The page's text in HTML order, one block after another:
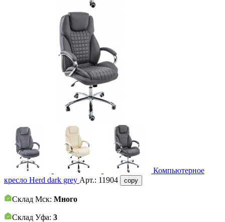
Компьютерное
кресло Herd dark grey Арт.: 11904 copy
Склад Мск: Много
Склад Уфа: 3